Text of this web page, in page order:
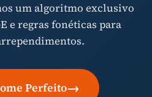
um algoritmo exclusivo
e regras fonéticas para
Perfeito→